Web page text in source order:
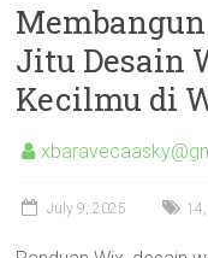
Jitu Desain
Kecilmu di
July 9, 2025 14,